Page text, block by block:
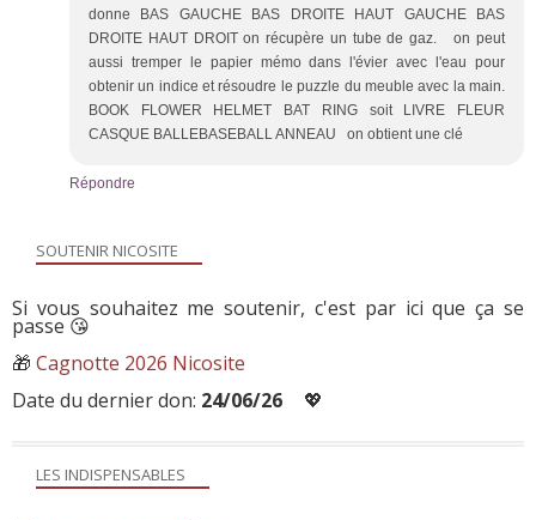
donne BAS GAUCHE BAS DROITE HAUT GAUCHE BAS
DROITE HAUT DROIT on récupère un tube de gaz. on peut
aussi tremper le papier mémo dans l'évier avec l'eau pour
obtenir un indice et résoudre le puzzle du meuble avec la main.
BOOK FLOWER HELMET BAT RING soit LIVRE FLEUR
CASQUE BALLEBASEBALL ANNEAU on obtient une clé
Répondre
LES INDISPENSABLES
SOUTENIR NICOSITE
Si vous souhaitez me soutenir, c'est par ici que ça se
passe 😘
🎁 Cagnotte 2026 Nicosite
Date du dernier don: 24/06/26 💖